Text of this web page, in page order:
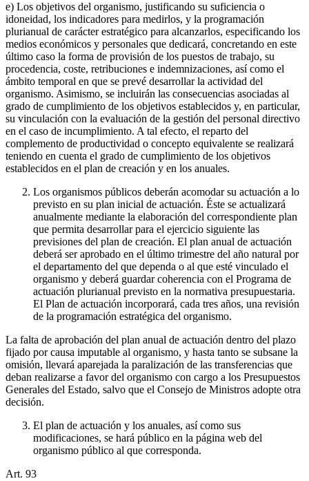
e) Los objetivos del organismo, justificando su suficiencia o
idoneidad, los indicadores para medirlos, y la programación
plurianual de carácter estratégico para alcanzarlos, especificando los
medios económicos y personales que dedicará, concretando en este
último caso la forma de provisión de los puestos de trabajo, su
procedencia, coste, retribuciones e indemnizaciones, así como el
ámbito temporal en que se prevé desarrollar la actividad del
organismo. Asimismo, se incluirán las consecuencias asociadas al
grado de cumplimiento de los objetivos establecidos y, en particular,
su vinculación con la evaluación de la gestión del personal directivo
en el caso de incumplimiento. A tal efecto, el reparto del
complemento de productividad o concepto equivalente se realizará
teniendo en cuenta el grado de cumplimiento de los objetivos
establecidos en el plan de creación y en los anuales.
Los organismos públicos deberán acomodar su actuación a lo
previsto en su plan inicial de actuación. Éste se actualizará
anualmente mediante la elaboración del correspondiente plan
que permita desarrollar para el ejercicio siguiente las
previsiones del plan de creación. El plan anual de actuación
deberá ser aprobado en el último trimestre del año natural por
el departamento del que dependa o al que esté vinculado el
organismo y deberá guardar coherencia con el Programa de
actuación plurianual previsto en la normativa presupuestaria.
El Plan de actuación incorporará, cada tres años, una revisión
de la programación estratégica del organismo.
La falta de aprobación del plan anual de actuación dentro del plazo
fijado por causa imputable al organismo, y hasta tanto se subsane la
omisión, llevará aparejada la paralización de las transferencias que
deban realizarse a favor del organismo con cargo a los Presupuestos
Generales del Estado, salvo que el Consejo de Ministros adopte otra
decisión.
El plan de actuación y los anuales, así como sus
modificaciones, se hará público en la página web del
organismo público al que corresponda.
Art. 93